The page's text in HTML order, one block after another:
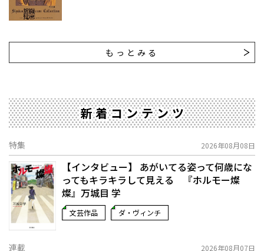
もっとみる
新着コンテンツ
特集 2026年08月08日
【インタビュー】 あがいてる姿って何歳にな
ってもキラキラして見える 『ホルモー燦
燦』万城目 学
文芸作品 ダ・ヴィンチ
連載 2026年08月07日